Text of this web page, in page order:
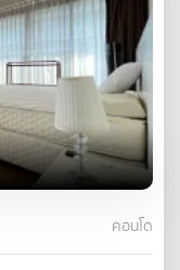
คอนโด